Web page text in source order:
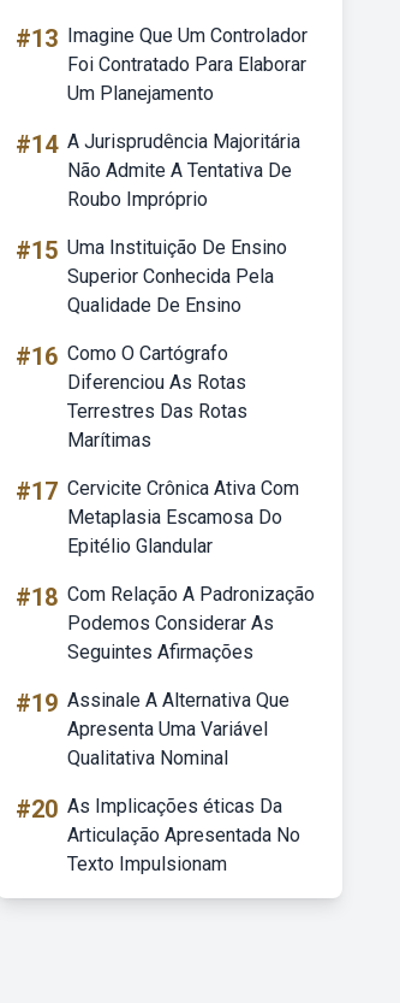
#13 Imagine Que Um Controlador
Foi Contratado Para Elaborar
Um Planejamento
#14 A Jurisprudência Majoritária
Não Admite A Tentativa De
Roubo Impróprio
#15 Uma Instituição De Ensino
Superior Conhecida Pela
Qualidade De Ensino
#16 Como O Cartógrafo
Diferenciou As Rotas
Terrestres Das Rotas
Marítimas
#17 Cervicite Crônica Ativa Com
Metaplasia Escamosa Do
Epitélio Glandular
#18 Com Relação A Padronização
Podemos Considerar As
Seguintes Afirmações
#19 Assinale A Alternativa Que
Apresenta Uma Variável
Qualitativa Nominal
#20 As Implicações éticas Da
Articulação Apresentada No
Texto Impulsionam